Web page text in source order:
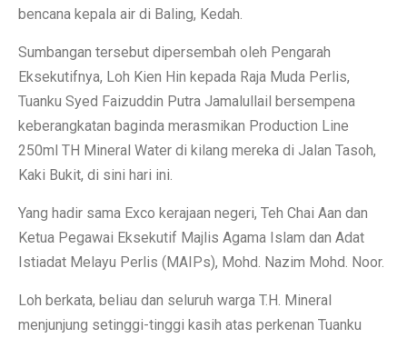
bencana kepala air di Baling, Kedah.
Sumbangan tersebut dipersembah oleh Pengarah
Eksekutifnya, Loh Kien Hin kepada Raja Muda Perlis,
Tuanku Syed Faizuddin Putra Jamalullail bersempena
keberangkatan baginda merasmikan Production Line
250ml TH Mineral Water di kilang mereka di Jalan Tasoh,
Kaki Bukit, di sini hari ini.
Yang hadir sama Exco kerajaan negeri, Teh Chai Aan dan
Ketua Pegawai Eksekutif Majlis Agama Islam dan Adat
Istiadat Melayu Perlis (MAIPs), Mohd. Nazim Mohd. Noor.
Loh berkata, beliau dan seluruh warga T.H. Mineral
menjunjung setinggi-tinggi kasih atas perkenan Tuanku